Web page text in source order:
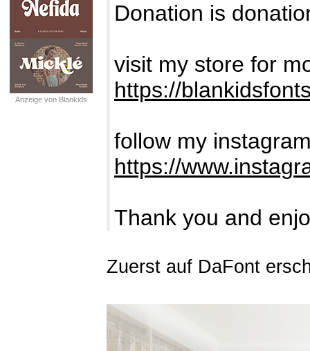
Anzeige von Blankids
Donation is
visit my store for
https://
follow my
https://
Thank you and
Zuerst auf DaFont